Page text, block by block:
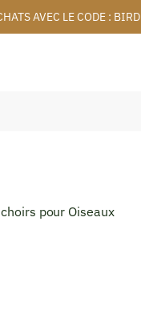
AVEC LE CODE : BIRD
pour Oiseaux